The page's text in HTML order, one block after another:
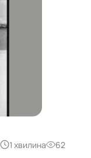
1 хвилина 62